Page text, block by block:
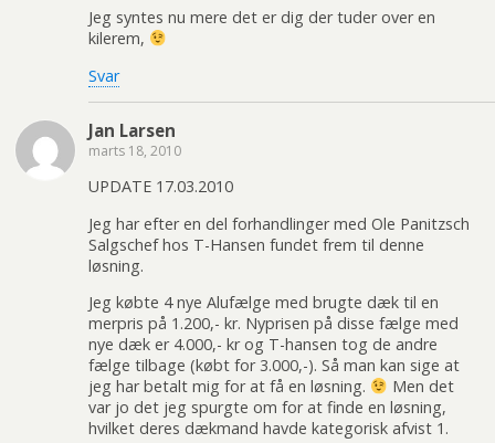
Jeg syntes nu mere det er dig der tuder over en
kilerem,
Svar
Jan Larsen
marts 18, 2010
UPDATE 17.03.2010
Jeg har efter en del forhandlinger med Ole Panitzsch
Salgschef hos T-Hansen fundet frem til denne
løsning.
Jeg købte 4 nye Alufælge med brugte dæk til en
merpris på 1.200,- kr. Nyprisen på disse fælge med
nye dæk er 4.000,- kr og T-hansen tog de andre
fælge tilbage (købt for 3.000,-). Så man kan sige at
jeg har betalt mig for at få en løsning.
Men det
var jo det jeg spurgte om for at finde en løsning,
hvilket deres dækmand havde kategorisk afvist 1.